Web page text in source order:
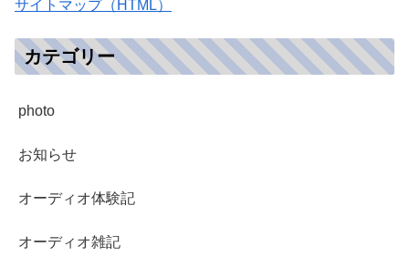
サイトマップ（HTML）
カテゴリー
photo
お知らせ
オーディオ体験記
オーディオ雑記